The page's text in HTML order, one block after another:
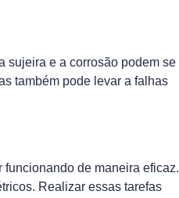
sujeira e a corrosão podem se
também pode levar a falhas
de maneira eficaz.
Realizar essas tarefas